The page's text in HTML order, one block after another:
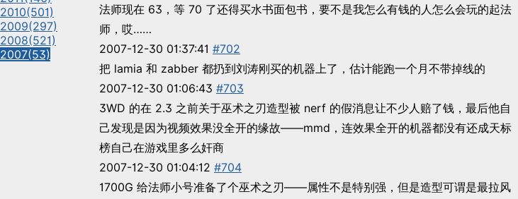
2010(501)
2009(297)
2008(521)
2007(53)
法师现在 63，等 70 了还得买水书面包书，要不是我怎么有钱的人怎么会玩的起法
师，哎……
2007-12-30 01:37:41 #702
把 lamia 和 zabber 都扔到刘涛刚买的机器上了，估计能跑一个月不带掉线的
2007-12-30 01:06:43 #703
3WD 的在 2.3 之前关于巫术之刃造型被 nerf 的假消息让不少人赔了钱，最后他自
己发现是因为视频效果没全开的缘故——mmd，连效果全开的机器都没有还成天标
榜自己在游戏里多么奸商
2007-12-30 01:04:12 #704
1700G 给法师小号准备了个巫术之刃——属性不是特别强，但是造型可谓是最拉风